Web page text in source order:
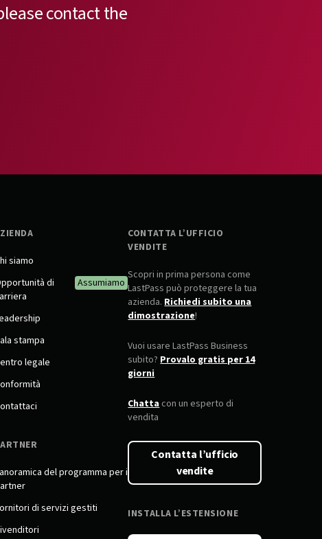
contact the
siamo
di
Assumiamo
stampa
legale
del programma per i
di servizi gestiti
CONTATTA L’UFFICIO
VENDITE
Scopri in prima persona come
LastPass può proteggere la tua
azienda.Richiedi subito una
dimostrazione!
Vuoi usare LastPass Business
subito?Provalo gratis per 14
giorni
Chattacon un esperto di
vendita
Contatta l’ufficio
vendite
INSTALLA L’ESTENSIONE